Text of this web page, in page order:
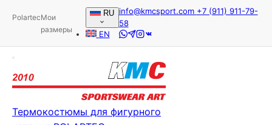
PolartecМои
размеры
RU
EN
info@kmcsport.com +7 (911) 911-79-
58
Термокостюмы для фигурного